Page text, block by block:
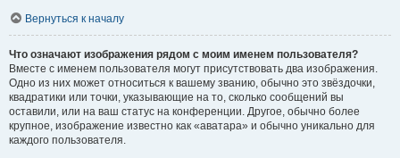
Вернуться к началу
Что означают изображения рядом с моим именем пользователя?
Вместе с именем пользователя могут присутствовать два изображения.
Одно из них может относиться к вашему званию, обычно это звёздочки,
квадратики или точки, указывающие на то, сколько сообщений вы
оставили, или на ваш статус на конференции. Другое, обычно более
крупное, изображение известно как «аватара» и обычно уникально для
каждого пользователя.